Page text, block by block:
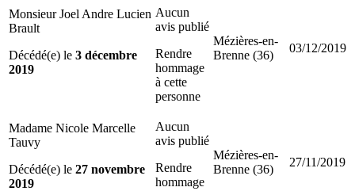
Monsieur Joel Andre Lucien
Brault
Décédé(e) le 3 décembre
2019
Aucun
avis publié
Rendre
hommage
à cette
personne
Mézières-en-
Brenne (36)
03/12/2019
Madame Nicole Marcelle
Tauvy
Décédé(e) le 27 novembre
2019
Aucun
avis publié
Rendre
hommage
Mézières-en-
Brenne (36)
27/11/2019